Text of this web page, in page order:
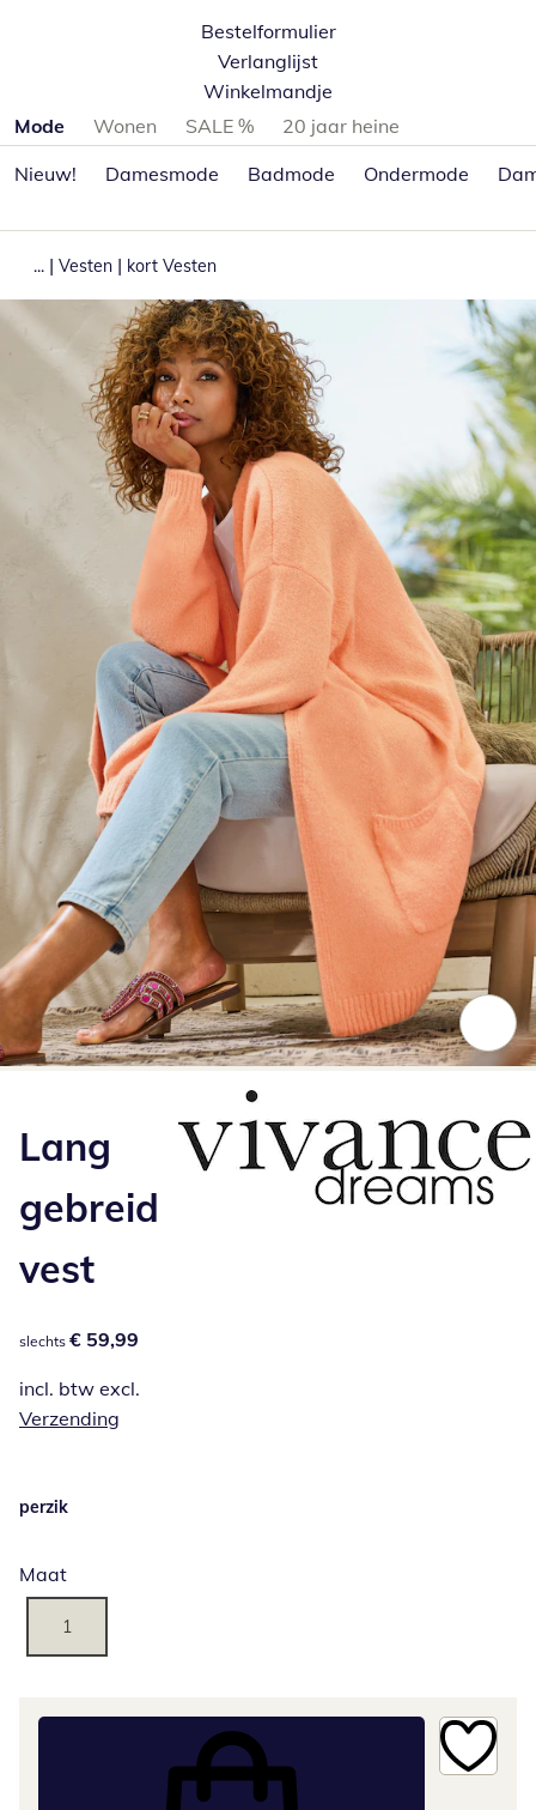
Bestelformulier
Verlanglijst
Winkelmandje
Productcategorieën overslaan
Mode Wonen SALE %
20 jaar heine
Nieuw!
Damesmode Badmode Ondermode
... | Vesten | kort Vesten
Lang
gebreid
vest
€ 59,99
slechts € 59,99
incl. btw excl.
Verzending
perzik
Maat
1